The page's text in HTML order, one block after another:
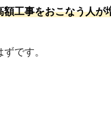
額工事をおこなう人が
です。